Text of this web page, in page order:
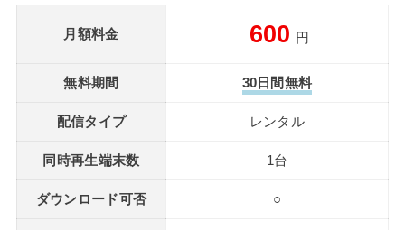
月額料金 600 円
無料期間 30日間無料
配信タイプ レンタル
同時再生端末数 1台
ダウンロード可否 ○